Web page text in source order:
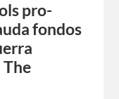
pro-
fondos